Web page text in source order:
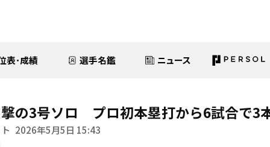
表･成績 選手名鑑 ニュース
の3号ソロ プロ初本塁打から6試合で3
2026年5月5日 15:43